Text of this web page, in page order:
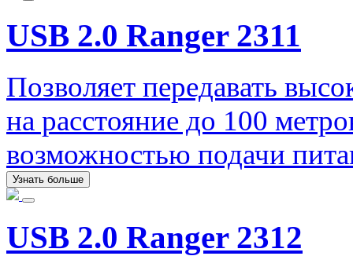
USB 2.0 Ranger 2311
Позволяет передавать
на расстояние до 100
возможностью подачи
Узнать больше
USB 2.0 Ranger 2312